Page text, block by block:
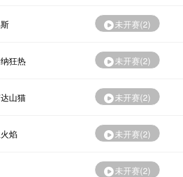
未开赛(2)
狂热 未开赛(2)
山猫 未开赛(2)
焰 未开赛(2)
未开赛(2)